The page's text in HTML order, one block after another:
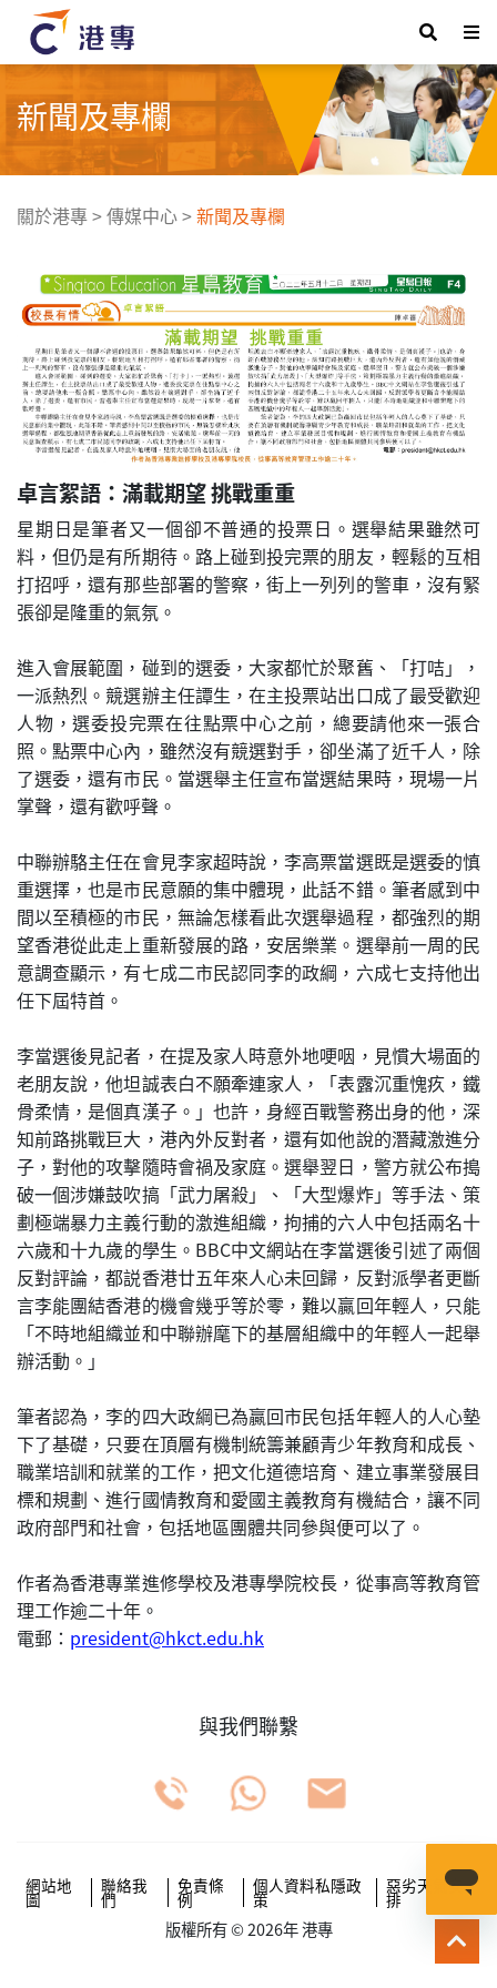
新聞及專欄
關於港專>傳媒中心>新聞及專欄
卓言絮語：滿載期望 挑戰重重
星期日是筆者又一個卻不普通的投票日。選舉結果雖然可
料，但仍是有所期待。路上碰到投完票的朋友，輕鬆的互相
打招呼，還有那些部署的警察，街上一列列的警車，沒有緊
張卻是隆重的氣氛。
進入會展範圍，碰到的選委，大家都忙於聚舊、「打咭」，
一派熱烈。競選辦主任譚生，在主投票站出口成了最受歡迎
人物，選委投完票在往點票中心之前，總要請他來一張合
照。點票中心內，雖然沒有競選對手，卻坐滿了近千人，除
了選委，還有市民。當選舉主任宣布當選結果時，現場一片
掌聲，還有歡呼聲。
中聯辦駱主任在會見李家超時說，李高票當選既是選委的慎
重選擇，也是市民意願的集中體現，此話不錯。筆者感到中
間以至積極的市民，無論怎樣看此次選舉過程，都強烈的期
望香港從此走上重新發展的路，安居樂業。選舉前一周的民
意調查顯示，有七成二市民認同李的政綱，六成七支持他出
任下屆特首。
李當選後見記者，在提及家人時意外地哽咽，見慣大場面的
老朋友說，他坦誠表白不願牽連家人，「表露沉重愧疚，鐵
骨柔情，是個真漢子。」也許，身經百戰警務出身的他，深
知前路挑戰巨大，港內外反對者，還有如他說的潛藏激進分
子，對他的攻擊隨時會禍及家庭。選舉翌日，警方就公布搗
破一個涉嫌鼓吹搞「武力屠殺」、「大型爆炸」等手法、策
劃極端暴力主義行動的激進組織，拘捕的六人中包括兩名十
六歲和十九歲的學生。BBC中文網站在李當選後引述了兩個
反對評論，都説香港廿五年來人心未回歸，反對派學者更斷
言李能團結香港的機會幾乎等於零，難以贏回年輕人，只能
「不時地組織並和中聯辦麾下的基層組織中的年輕人一起舉
辦活動。」
筆者認為，李的四大政綱已為贏回市民包括年輕人的人心墊
下了基礎，只要在頂層有機制統籌兼顧青少年教育和成長、
職業培訓和就業的工作，把文化道德培育、建立事業發展目
標和規劃、進行國情教育和愛國主義教育有機結合，讓不同
政府部門和社會，包括地區團體共同參與便可以了。
作者為香港專業進修學校及港專學院校長，從事高等教育管
理工作逾二十年。
電郵： president@hkct.edu.hk
與我們聯繫
網站地
圖
聯絡我
們
免責條
例
個人資料私隱政
策
惡劣天氣安
排
版權所有 © 2026年 港專